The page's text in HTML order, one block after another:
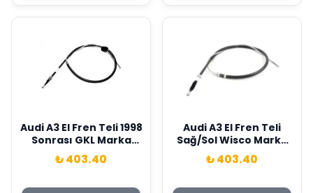
Audi A3 El Fren Teli 1998
Sonrası GKL Marka
1J0609721R
₺ 403.40
Audi A3 El Fren Teli
Sağ/Sol Wisco Marka
1K0609721Q
₺ 403.40